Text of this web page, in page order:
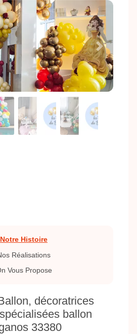
Next
Notre Histoire
Réalisations
Vous Propose
décoratrices
ballon
33380